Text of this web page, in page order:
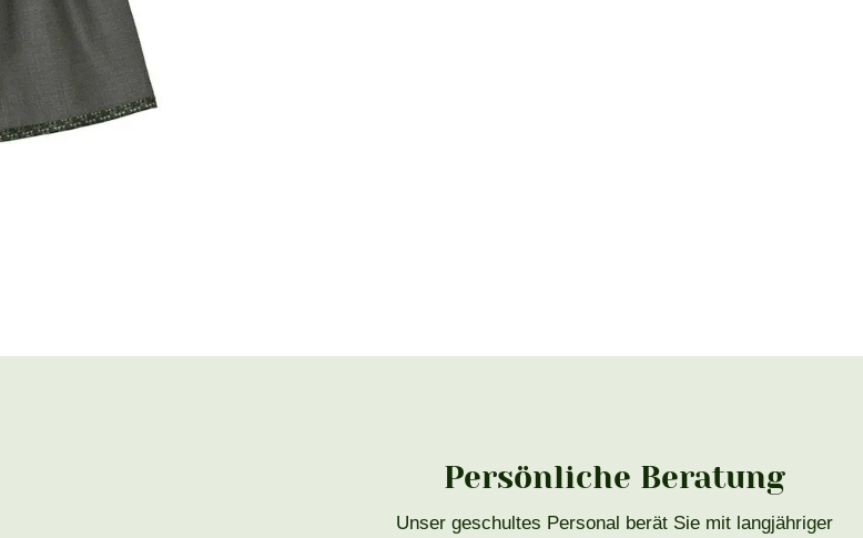
Persönliche Beratung
Unser geschultes Personal berät Sie mit langjähriger